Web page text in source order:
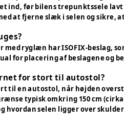
ind, før bilens trepunktssele
at fjerne slæk i selen og sikre,
med ryglæn har ISOFIX-beslag,
for placering af beslagene og
for stort til autostol?
til en autostol, når højden
typisk omkring 150 cm
hvordan selen ligger over